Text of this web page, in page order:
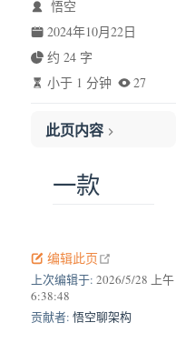
悟空
2024年10月22日
约 24 字
小于 1 分钟
27
此页内容
一款
编辑此页
上次编辑于: 2026/5/28 上午
6:38:48
贡献者: 悟空聊架构